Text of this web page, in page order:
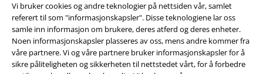
Vi bruker cookies og andre teknologier på nettsiden vår, samlet
referert til som "informasjonskapsler". Disse teknologiene lar oss
samle inn informasjon om brukere, deres atferd og deres enheter.
Noen informasjonskapsler plasseres av oss, mens andre kommer fra
våre partnere. Vi og våre partnere bruker informasjonskapsler for å
sikre påliteligheten og sikkerheten til nettstedet vårt, for å forbedre